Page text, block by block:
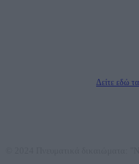
Δείτε εδώ τα